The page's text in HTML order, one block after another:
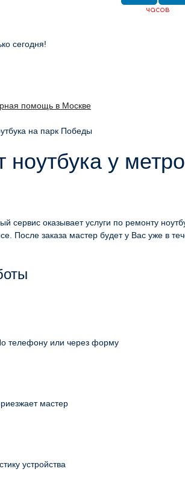
часов
сегодня!
помощь в Москве
на парк Победы
ноутбука у
сервис оказывает услуги по ремонту
После заказа мастер будет у Вас уже в
телефону или через форму
мастер
устройства